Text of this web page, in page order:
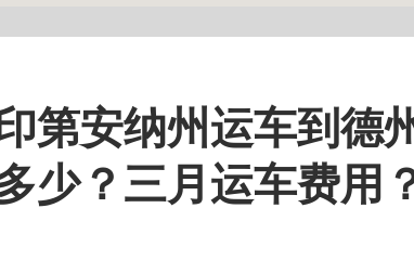
第安纳州运车到德
少？三月运车费用